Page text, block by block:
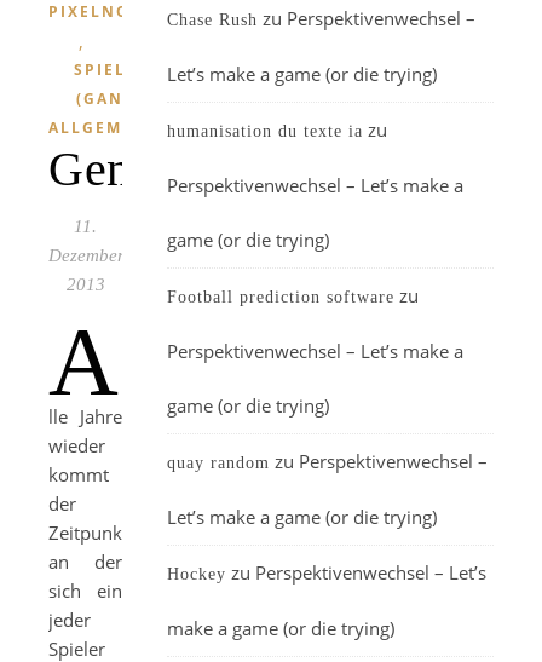
PIXELNOSTALGIE
,
SPIELE
(GANZ
ALLGEMEIN)
Generationenwechsel
11.
Dezember
2013
A
lle Jahre
wieder
kommt
der
Zeitpunkt
an der
sich ein
jeder
Spieler
Chase Rush zu Perspektivenwechsel –
Let’s make a game (or die trying)
humanisation du texte ia zu
Perspektivenwechsel – Let’s make a
game (or die trying)
Football prediction software zu
Perspektivenwechsel – Let’s make a
game (or die trying)
quay random zu Perspektivenwechsel –
Let’s make a game (or die trying)
Hockey zu Perspektivenwechsel – Let’s
make a game (or die trying)